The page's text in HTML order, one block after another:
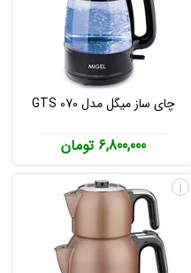
چای ساز میگل مدل GTS 070
6,800,000 تومان
i